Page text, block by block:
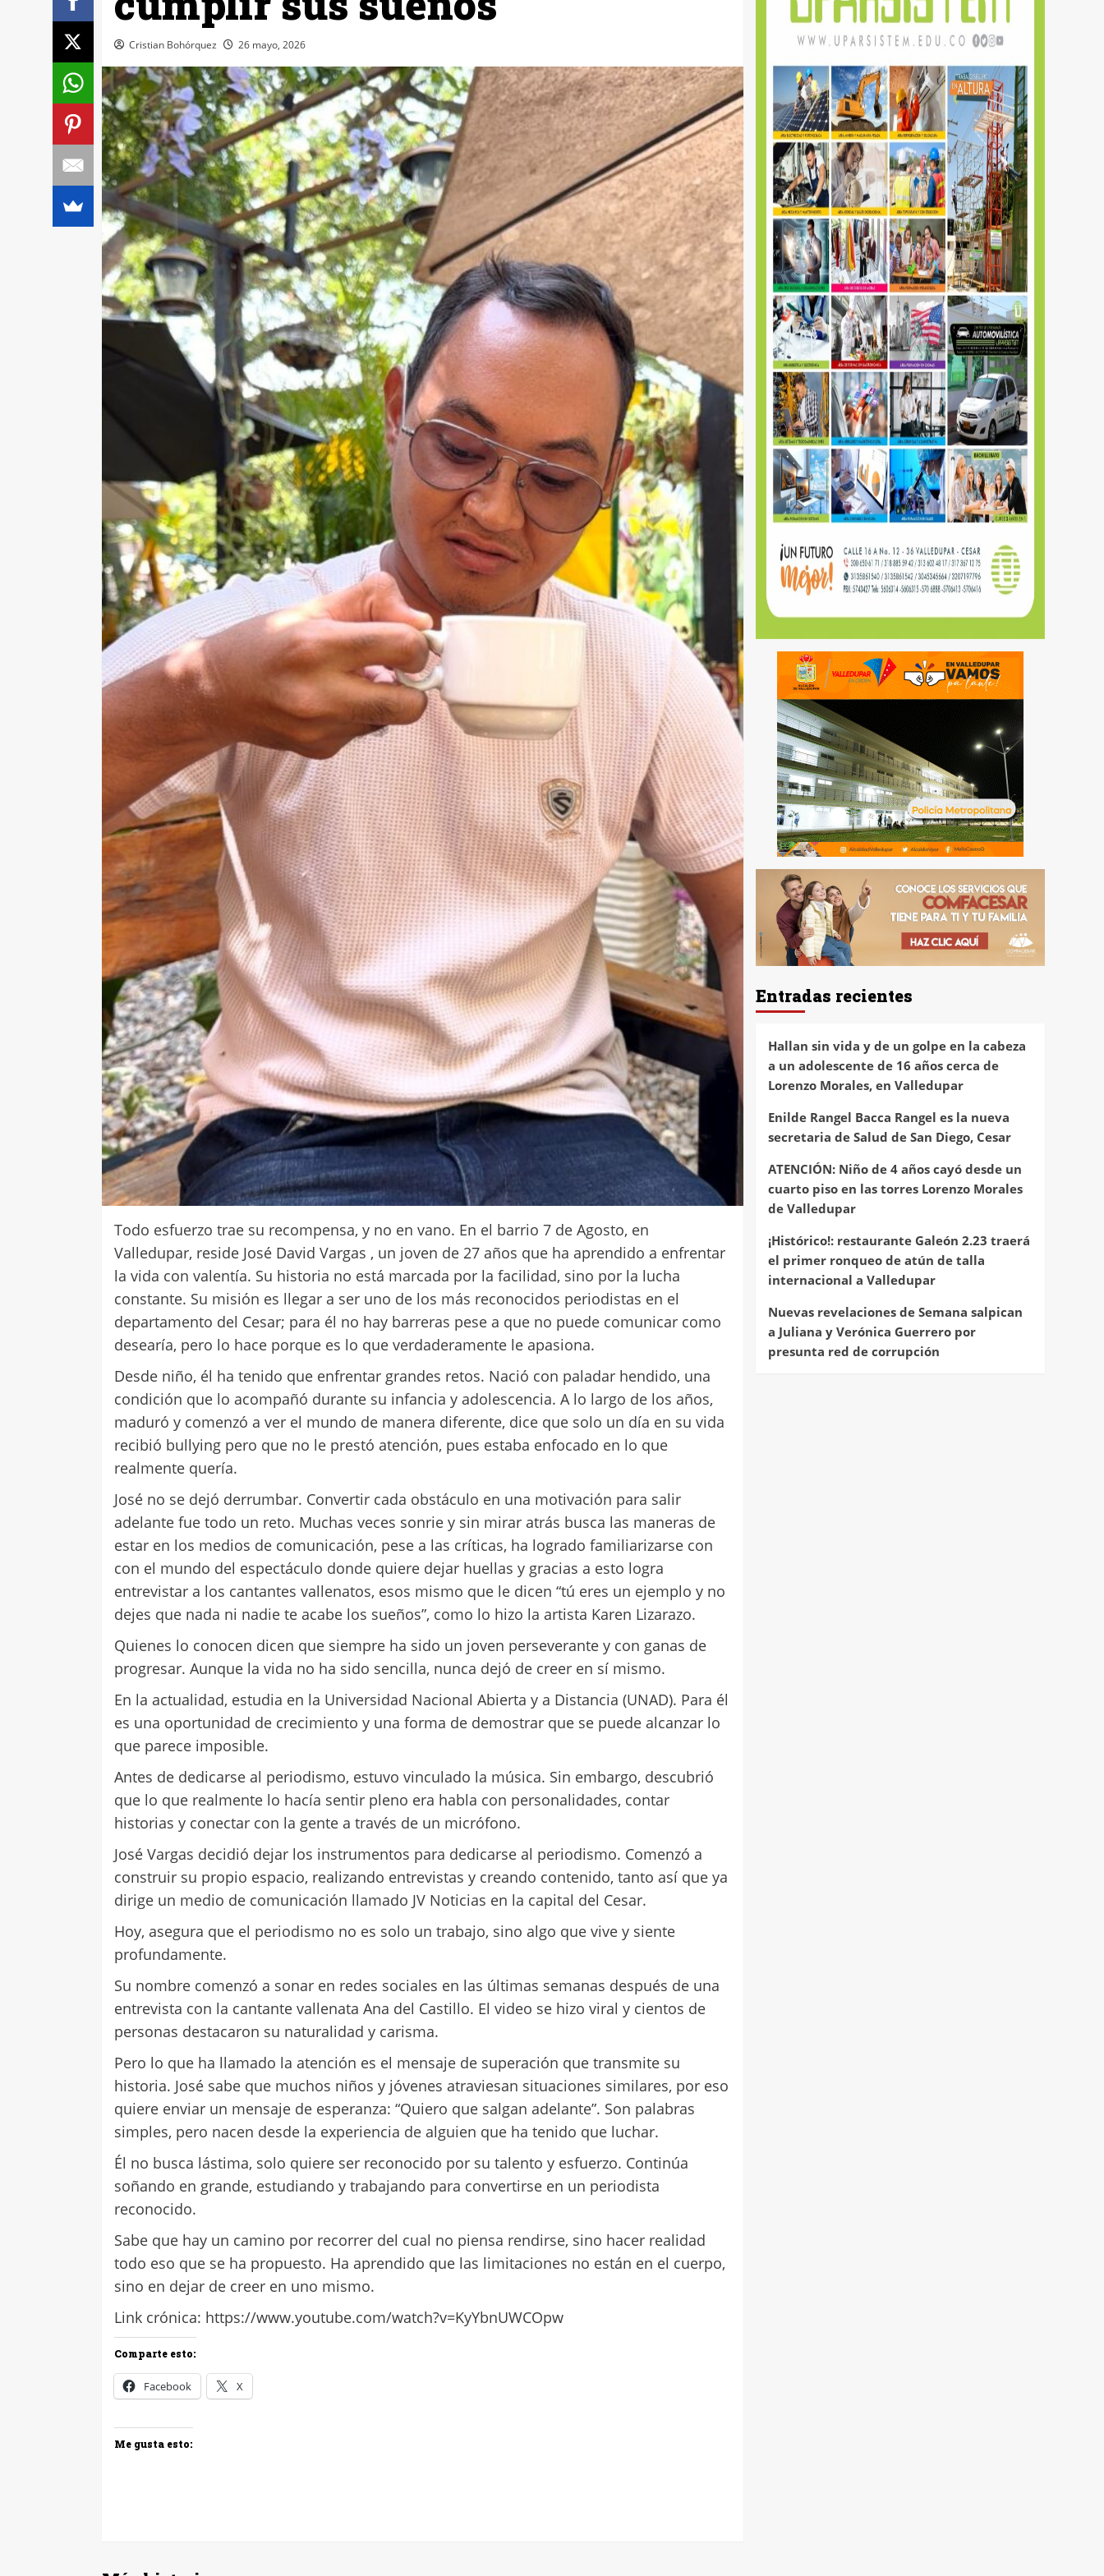
Cristian Bohórquez 26 mayo, 2026
Todo esfuerzo trae su recompensa, y no en vano. En el barrio 7 de Agosto, en
Valledupar, reside José David Vargas , un joven de 27 años que ha aprendido a enfrentar
la vida con valentía. Su historia no está marcada por la facilidad, sino por la lucha
constante. Su misión es llegar a ser uno de los más reconocidos periodistas en el
departamento del Cesar; para él no hay barreras pese a que no puede comunicar como
desearía, pero lo hace porque es lo que verdaderamente le apasiona.
Desde niño, él ha tenido que enfrentar grandes retos. Nació con paladar hendido, una
condición que lo acompañó durante su infancia y adolescencia. A lo largo de los años,
maduró y comenzó a ver el mundo de manera diferente, dice que solo un día en su vida
recibió bullying pero que no le prestó atención, pues estaba enfocado en lo que
realmente quería.
José no se dejó derrumbar. Convertir cada obstáculo en una motivación para salir
adelante fue todo un reto. Muchas veces sonrie y sin mirar atrás busca las maneras de
estar en los medios de comunicación, pese a las críticas, ha logrado familiarizarse con
con el mundo del espectáculo donde quiere dejar huellas y gracias a esto logra
entrevistar a los cantantes vallenatos, esos mismo que le dicen “tú eres un ejemplo y no
dejes que nada ni nadie te acabe los sueños”, como lo hizo la artista Karen Lizarazo.
Quienes lo conocen dicen que siempre ha sido un joven perseverante y con ganas de
progresar. Aunque la vida no ha sido sencilla, nunca dejó de creer en sí mismo.
En la actualidad, estudia en la Universidad Nacional Abierta y a Distancia (UNAD). Para él
es una oportunidad de crecimiento y una forma de demostrar que se puede alcanzar lo
que parece imposible.
Antes de dedicarse al periodismo, estuvo vinculado la música. Sin embargo, descubrió
que lo que realmente lo hacía sentir pleno era habla con personalidades, contar
historias y conectar con la gente a través de un micrófono.
José Vargas decidió dejar los instrumentos para dedicarse al periodismo. Comenzó a
construir su propio espacio, realizando entrevistas y creando contenido, tanto así que ya
dirige un medio de comunicación llamado JV Noticias en la capital del Cesar.
Hoy, asegura que el periodismo no es solo un trabajo, sino algo que vive y siente
profundamente.
Su nombre comenzó a sonar en redes sociales en las últimas semanas después de una
entrevista con la cantante vallenata Ana del Castillo. El video se hizo viral y cientos de
personas destacaron su naturalidad y carisma.
Pero lo que ha llamado la atención es el mensaje de superación que transmite su
historia. José sabe que muchos niños y jóvenes atraviesan situaciones similares, por eso
quiere enviar un mensaje de esperanza: “Quiero que salgan adelante”. Son palabras
simples, pero nacen desde la experiencia de alguien que ha tenido que luchar.
Él no busca lástima, solo quiere ser reconocido por su talento y esfuerzo. Continúa
soñando en grande, estudiando y trabajando para convertirse en un periodista
reconocido.
Sabe que hay un camino por recorrer del cual no piensa rendirse, sino hacer realidad
todo eso que se ha propuesto. Ha aprendido que las limitaciones no están en el cuerpo,
sino en dejar de creer en uno mismo.
Link crónica: https://www.youtube.com/watch?v=KyYbnUWCOpw
Comparte esto:
Facebook X
Me gusta esto:
Entradas recientes
Hallan sin vida y de un golpe en la cabeza
a un adolescente de 16 años cerca de
Lorenzo Morales, en Valledupar
Enilde Rangel Bacca Rangel es la nueva
secretaria de Salud de San Diego, Cesar
ATENCIÓN: Niño de 4 años cayó desde un
cuarto piso en las torres Lorenzo Morales
de Valledupar
¡Histórico!: restaurante Galeón 2.23 traerá
el primer ronqueo de atún de talla
internacional a Valledupar
Nuevas revelaciones de Semana salpican
a Juliana y Verónica Guerrero por
presunta red de corrupción